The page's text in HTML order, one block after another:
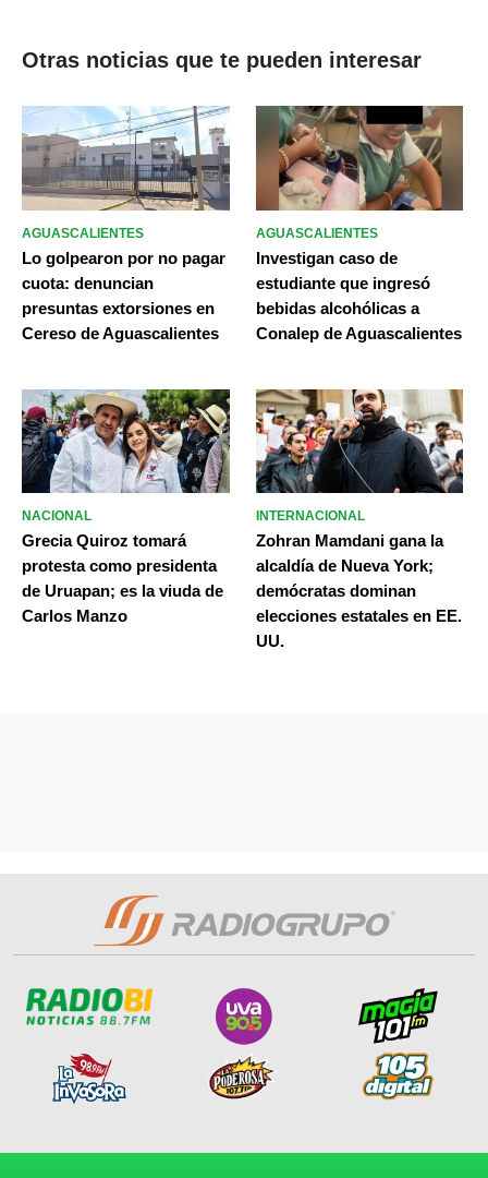
Otras noticias que te pueden interesar
AGUASCALIENTES
Lo golpearon por no pagar
cuota: denuncian
presuntas extorsiones en
Cereso de Aguascalientes
AGUASCALIENTES
Investigan caso de
estudiante que ingresó
bebidas alcohólicas a
Conalep de Aguascalientes
NACIONAL
Grecia Quiroz tomará
protesta como presidenta
de Uruapan; es la viuda de
Carlos Manzo
INTERNACIONAL
Zohran Mamdani gana la
alcaldía de Nueva York;
demócratas dominan
elecciones estatales en EE.
UU.